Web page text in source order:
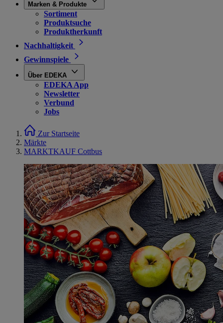
Marken & Produkte
Sortiment
Produktsuche
Produktherkunft
Nachhaltigkeit
Gewinnspiele
Über EDEKA
EDEKA App
Newsletter
Verbund
Jobs
Zur Startseite
Märkte
MARKTKAUF Cottbus